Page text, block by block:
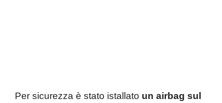
Per sicurezza è stato istallato un airbag sul